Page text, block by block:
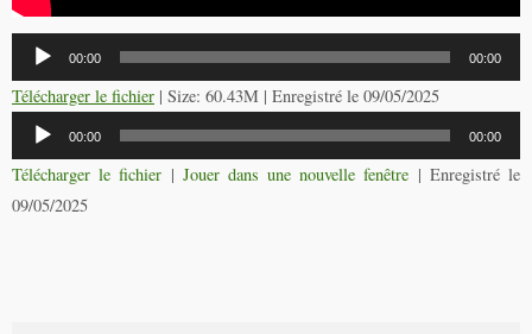
Lecteur
audio
00:00 00:00
Télécharger le fichier | Size: 60.43M | Enregistré le 09/05/2025
Lecteur
audio
00:00 00:00
Télécharger le fichier | Jouer dans une nouvelle fenêtre | Enregistré le
09/05/2025